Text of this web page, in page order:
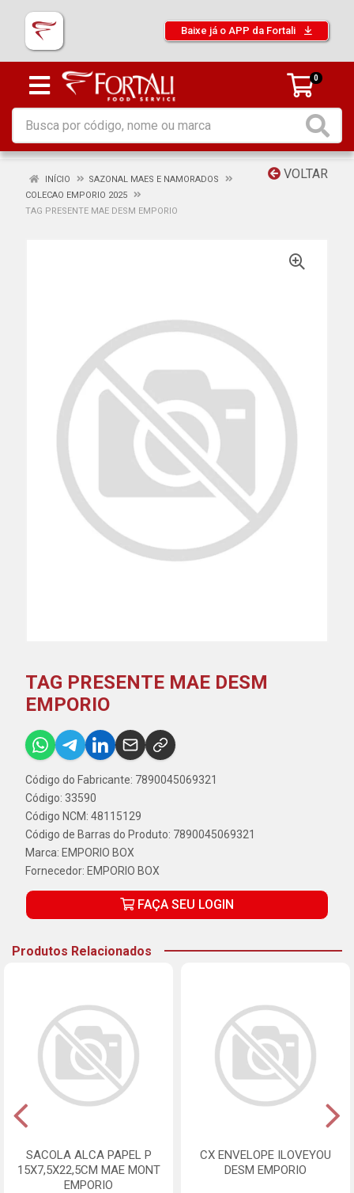
Baixe já o APP da Fortali
0
VOLTAR
INÍCIO
SAZONAL MAES E NAMORADOS
COLECAO EMPORIO 2025
TAG PRESENTE MAE DESM EMPORIO
TAG PRESENTE MAE DESM
EMPORIO
Código do Fabricante: 7890045069321
Código: 33590
Código NCM: 48115129
Código de Barras do Produto: 7890045069321
Marca: EMPORIO BOX
Fornecedor: EMPORIO BOX
FAÇA SEU LOGIN
Produtos Relacionados
SACOLA ALCA PAPEL P
15X7,5X22,5CM MAE MONT
EMPORIO
CX ENVELOPE ILOVEYOU
DESM EMPORIO